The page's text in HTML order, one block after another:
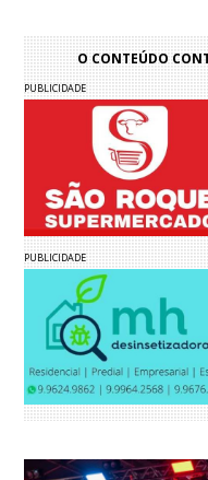
O CONTEÚDO
PUBLICIDADE
PUBLICIDADE